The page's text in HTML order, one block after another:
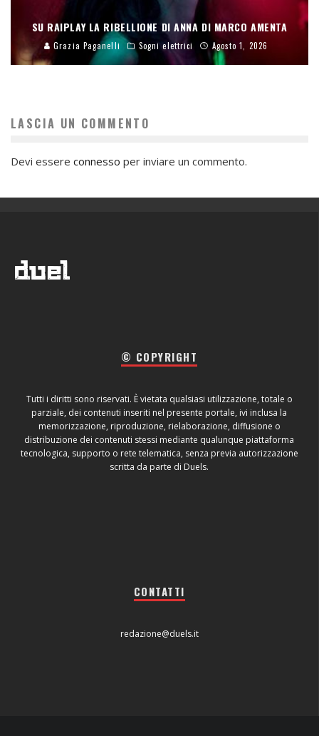
SU RAIPLAY LA RIBELLIONE DI ANNA DI MARCO AMENTA
Grazia Paganelli Sogni elettrici Agosto 1, 2026
LASCIA UN COMMENTO
Devi essere connesso per inviare un commento.
© COPYRIGHT
Tutti i diritti sono riservati. È vietata qualsiasi utilizzazione, totale o
parziale, dei contenuti inseriti nel presente portale, ivi inclusa la
memorizzazione, riproduzione, rielaborazione, diffusione o
distribuzione dei contenuti stessi mediante qualunque piattaforma
tecnologica, supporto o rete telematica, senza previa autorizzazione
scritta da parte di Duels.
CONTATTI
redazione@duels.it